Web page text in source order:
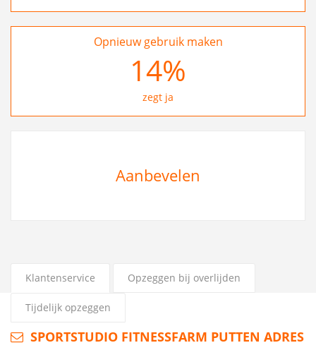
Opnieuw gebruik maken
24%
zegt ja
Aanbevelen
Klantenservice Opzeggen bij overlijden
Tijdelijk opzeggen
SPORTSTUDIO FITNESSFARM PUTTEN ADRES